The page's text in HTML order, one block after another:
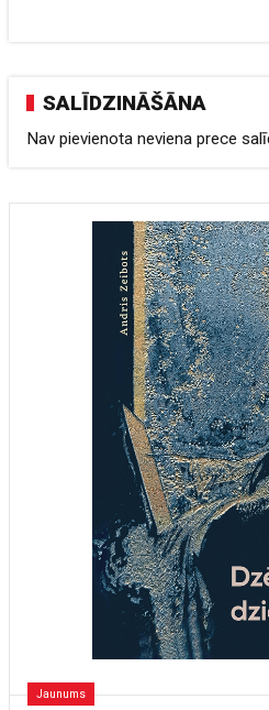
Jaunums
SALĪDZINĀŠĀNA
Nav pievienota neviena prece